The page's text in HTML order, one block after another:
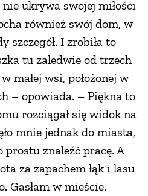
ukrywa swojej miłości
również swój dom, w
szczegół. I zrobiła to
tu zaledwie od trzech
małej wsi, położonej w
– opowiada. – Piękna to
rozciągał się widok na
mnie jednak do miasta,
znaleźć pracę. A
za zapachem łąk i lasu
Gasłam w mieście.